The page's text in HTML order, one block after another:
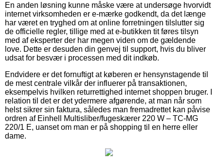
En anden løsning kunne måske være at undersøge hvorvidt
internet virksomheden er e-mærke godkendt, da det længe
har været en tryghed om at online forretningen tilslutter sig
de officielle regler, tillige med at e-butikken tit føres tilsyn
med af eksperter der har megen viden om de gældende
love. Dette er desuden din genvej til support, hvis du bliver
udsat for besvær i processen med dit indkøb.
Endvidere er det fornuftigt at køberen er hensynstagende til
de mest centrale vilkår der influerer på transaktionen,
eksempelvis hvilken returrettighed internet shoppen bruger. I
relation til det er det ydermere afgørende, at man når som
helst sikrer sin faktura, således man fremadrettet kan påvise
ordren af Einhell Multisliber/fugeskærer 220 W – TC-MG
220/1 E, uanset om man er på shopping til en herre eller
dame.